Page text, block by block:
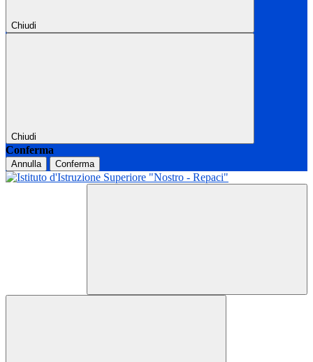
Chiudi
Chiudi
Conferma
Annulla Conferma